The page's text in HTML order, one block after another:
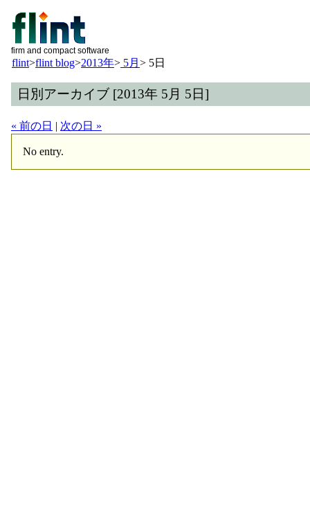
firm and compact software
flint>flint blog>2013年> 5月 > 5日
日別アーカイブ [2013年 5月 5日]
« 前の日 | 次の日 »
No entry.